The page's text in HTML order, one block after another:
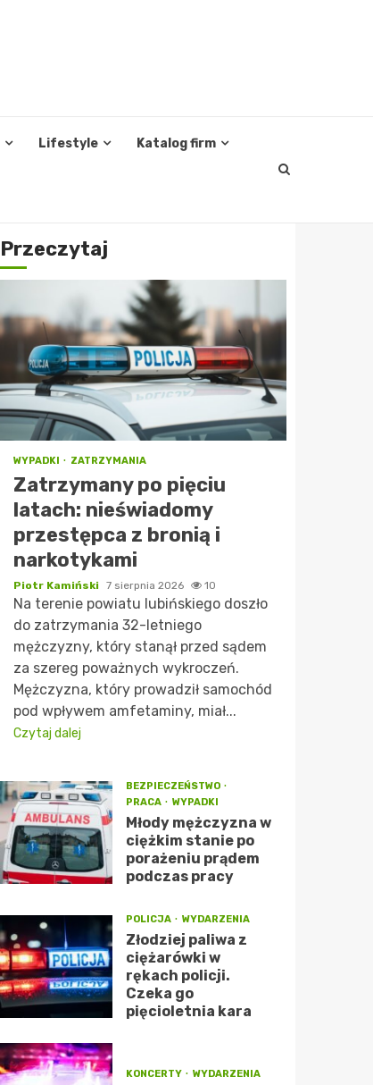
Lifestyle Katalog firm
Przeczytaj
WYPADKI ZATRZYMANIA
Zatrzymany po pięciu
latach: nieświadomy
przestępca z bronią i
narkotykami
Piotr Kamiński 7 sierpnia 2026 10
Na terenie powiatu lubińskiego doszło
do zatrzymania 32-letniego
mężczyzny, który stanął przed sądem
za szereg poważnych wykroczeń.
Mężczyzna, który prowadził samochód
pod wpływem amfetaminy, miał...
Czytaj dalej
BEZPIECZEŃSTWO
PRACA
WYPADKI
Młody mężczyzna w
ciężkim stanie po
porażeniu prądem
podczas pracy
POLICJA WYDARZENIA
Złodziej paliwa z
ciężarówki w
rękach policji.
Czeka go
pięcioletnia kara
KONCERTY WYDARZENIA